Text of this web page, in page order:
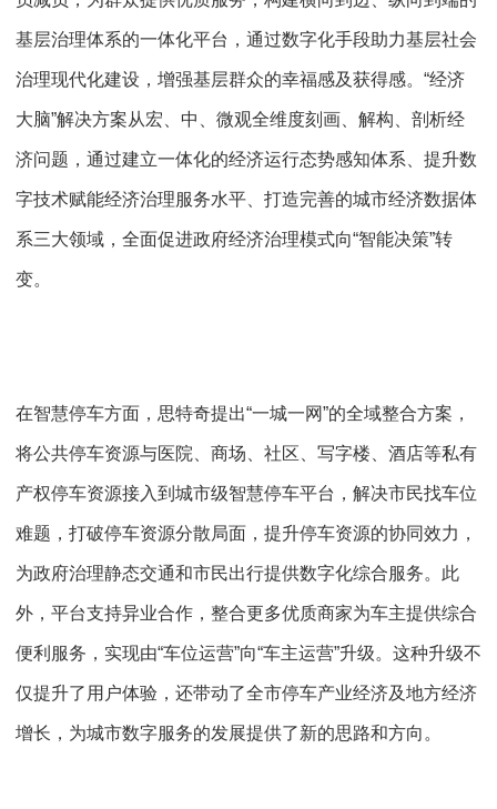
基层治理体系的一体化平台，通过数字化手段助力基层社会
治理现代化建设，增强基层群众的幸福感及获得感。“经济
大脑”解决方案从宏、中、微观全维度刻画、解构、剖析经
济问题，通过建立一体化的经济运行态势感知体系、提升数
字技术赋能经济治理服务水平、打造完善的城市经济数据体
系三大领域，全面促进政府经济治理模式向“智能决策”转
变。
在智慧停车方面，思特奇提出“一城一网”的全域整合方案，
将公共停车资源与医院、商场、社区、写字楼、酒店等私有
产权停车资源接入到城市级智慧停车平台，解决市民找车位
难题，打破停车资源分散局面，提升停车资源的协同效力，
为政府治理静态交通和市民出行提供数字化综合服务。此
外，平台支持异业合作，整合更多优质商家为车主提供综合
便利服务，实现由“车位运营”向“车主运营”升级。这种升级不
仅提升了用户体验，还带动了全市停车产业经济及地方经济
增长，为城市数字服务的发展提供了新的思路和方向。